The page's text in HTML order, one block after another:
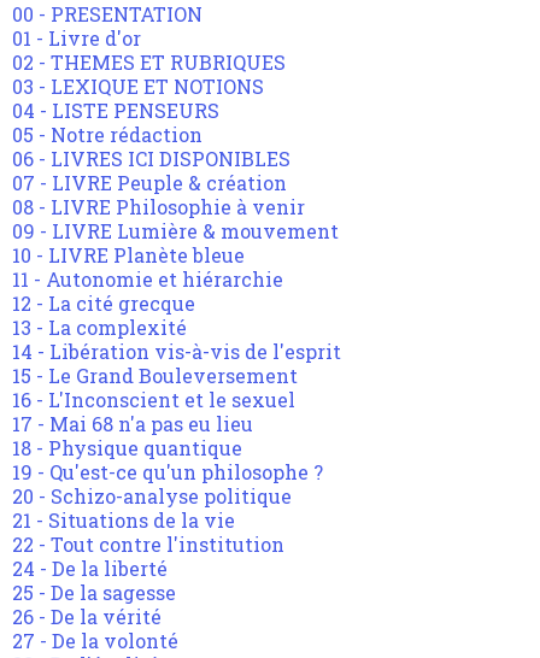
00 - PRESENTATION
01 - Livre d'or
02 - THEMES ET RUBRIQUES
03 - LEXIQUE ET NOTIONS
04 - LISTE PENSEURS
05 - Notre rédaction
06 - LIVRES ICI DISPONIBLES
07 - LIVRE Peuple & création
08 - LIVRE Philosophie à venir
09 - LIVRE Lumière & mouvement
10 - LIVRE Planète bleue
11 - Autonomie et hiérarchie
12 - La cité grecque
13 - La complexité
14 - Libération vis-à-vis de l'esprit
15 - Le Grand Bouleversement
16 - L'Inconscient et le sexuel
17 - Mai 68 n'a pas eu lieu
18 - Physique quantique
19 - Qu'est-ce qu'un philosophe ?
20 - Schizo-analyse politique
21 - Situations de la vie
22 - Tout contre l'institution
24 - De la liberté
25 - De la sagesse
26 - De la vérité
27 - De la volonté